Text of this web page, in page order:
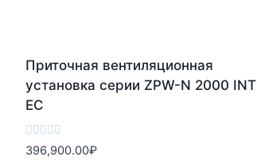
Приточная вентиляционная
установка серии ZPW-N 2000 INT
EC
Оценка
0
396,900.00₽